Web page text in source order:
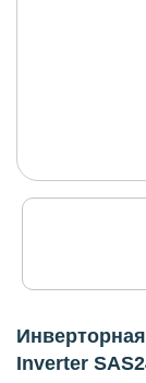
Inverter